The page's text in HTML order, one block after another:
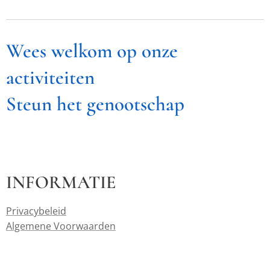
Wees welkom op onze
activiteiten
Steun het genootschap
INFORMATIE
Privacybeleid
Algemene Voorwaarden